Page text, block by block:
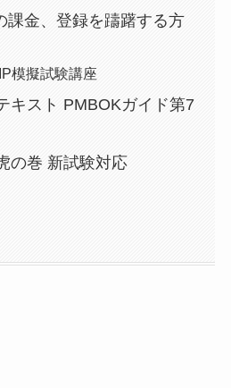
課金、登録を躊躇する方
模擬試験講座
キスト PMBOKガイド第7
の巻 新試験対応